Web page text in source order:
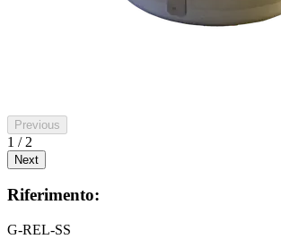
Previous
1 / 2
Next
Riferimento:
G-REL-SS